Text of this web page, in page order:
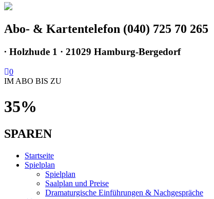
Abo- & Kartentelefon (040) 725 70 265
∙ Holzhude 1 · 21029 Hamburg-Bergedorf
0
IM ABO BIS ZU
35%
SPAREN
Startseite
Spielplan
Spielplan
Saalplan und Preise
Dramaturgische Einführungen & Nachgespräche